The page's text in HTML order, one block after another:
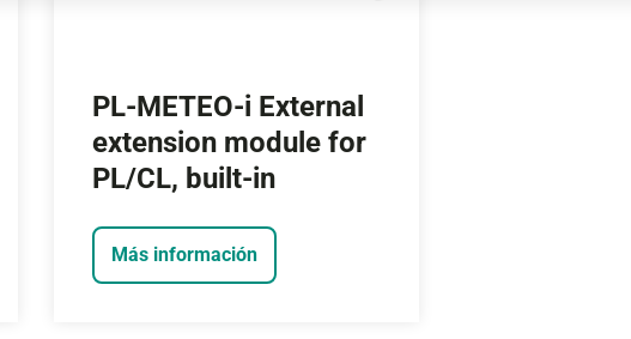
PL-METEO-i External
extension module for
PL/CL, built-in
Más información